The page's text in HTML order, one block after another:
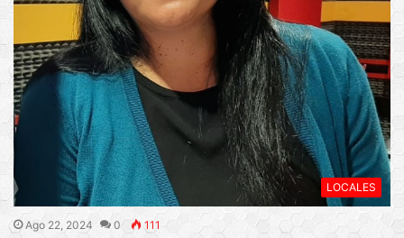
LOCALES
Ago 22, 2024 0 111